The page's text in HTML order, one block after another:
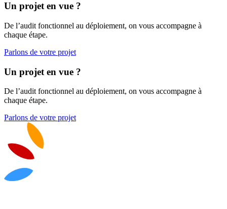
Un projet en vue ?
De l’audit fonctionnel au déploiement, on vous accompagne à
chaque étape.
Parlons de votre projet
Un projet en vue ?
De l’audit fonctionnel au déploiement, on vous accompagne à
chaque étape.
Parlons de votre projet